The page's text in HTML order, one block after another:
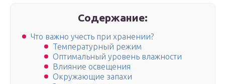
Содержание:
Что важно учесть при хранении?
Температурный режим
Оптимальный уровень влажности
Влияние освещения
Окружающие запахи